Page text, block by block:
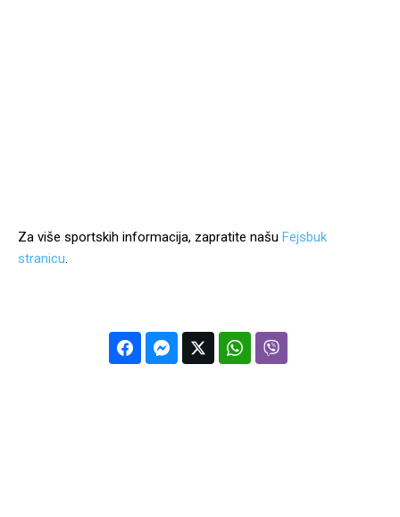
Za više sportskih informacija, zapratite našu Fejsbuk
stranicu.